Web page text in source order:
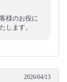
様のお役に
します。
2026/04/13